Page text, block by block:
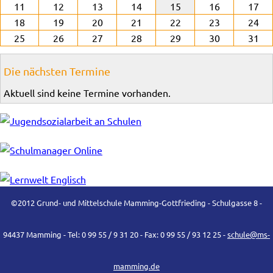
11
12 13 14 15 16
17
18
19 20 21 22 23
24
25
26 27 28 29 30 31
Die nächsten Termine
Aktuell sind keine Termine vorhanden.
©2012 Grund- und Mittelschule Mamming-Gottfrieding - Schulgasse 8 -
94437 Mamming - Tel: 0 99 55 / 9 31 20 - Fax: 0 99 55 / 93 12 25 -schule@ms-
mamming.de